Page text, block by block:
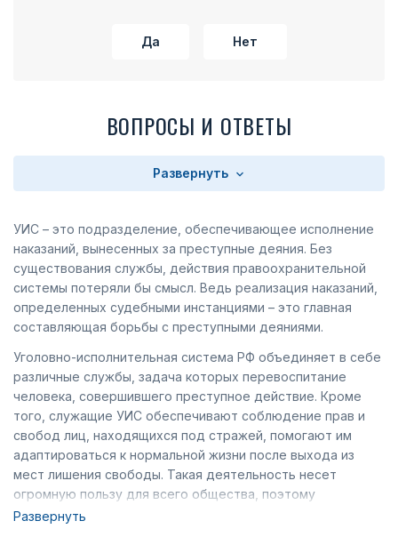
Да Нет
ВОПРОСЫ И ОТВЕТЫ
Развернуть
УИС – это подразделение, обеспечивающее исполнение
наказаний, вынесенных за преступные деяния. Без
существования службы, действия правоохранительной
системы потеряли бы смысл. Ведь реализация наказаний,
определенных судебными инстанциями – это главная
составляющая борьбы с преступными деяниями.
Уголовно-исполнительная система РФ объединяет в себе
различные службы, задача которых перевоспитание
человека, совершившего преступное действие. Кроме
того, служащие УИС обеспечивают соблюдение прав и
свобод лиц, находящихся под стражей, помогают им
адаптироваться к нормальной жизни после выхода из
мест лишения свободы. Такая деятельность несет
огромную пользу для всего общества, поэтому
заслуживает наград и поощрений. В этом поможет
Развернуть